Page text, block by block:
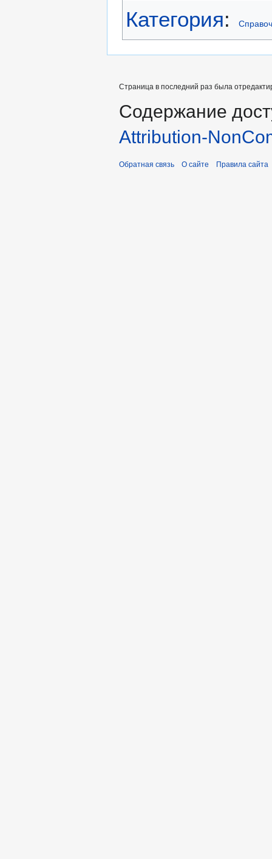
Категория:
Страница в последний раз была
Содержание
Attribution-
Обратная связь О сайте Правила сайта